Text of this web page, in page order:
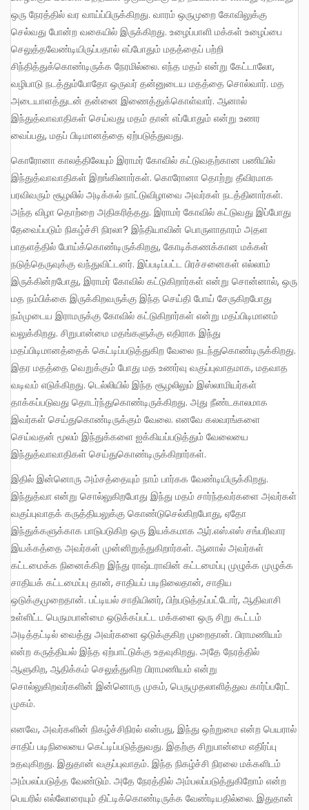
ஒரு நேரத்தில் வர வாய்ப்பிருக்கிறது. வாரம் ஒருமுறை கோவிலுக்கு
செல்வது போன்ற வகையில் இருக்கிறது. உழைப்பாளி மக்கள் உழைப்பை
செலுத்தவேண்டியிருப்பதால் எப்போதும் மதத்தைப் பற்றி
சிந்தித்துக்கொண்டிருக்க நேரமில்லை. எந்த மதம் என்று கேட்டாலோ,
வழிபாடு நடத்தும்போதோ ஒருவர் தன்னுடைய மதத்தை சொல்வார். மத
அடையாளத்துடன் தன்னை இணைத்துக்கொள்வார். ஆனால்
இந்துத்வாவாதிகள் செய்வது மதம் தான் எப்போதும் என்று உணர
வைப்பது, மதப் பிடிமானத்தை ஏற்படுத்துவது.
கொரோனா காலத்திலேயும் இராமர் கோவில் கட்டுவதற்கான பணியில்
இந்துத்வாவாதிகள் இறங்கினார்கள். கொரோனா தொற்று தீவிரமாக
பரவிவரும் சூழலில் அடிக்கல் நாட்டுவிழாவை அவர்கள் நடத்தினார்கள்.
அந்த விழா தொற்றை அதிகரித்தது. இராமர் கோவில் கட்டுவது இப்போது
தேவைப்படும் நிகழ்ச்சி நிரலா? இந்தியாவின் பொருளாதாரம் அதள
பாதளத்தில் போய்க்கொண்டிருக்கிறது, கோடிக்கணக்கான மக்கள்
நடுத்தெருவுக்கு வந்துவிட்டனர். இப்படிப்பட்ட பிரச்சனைகள் எல்லாம்
இருக்கின்றபோது, இராமர் கோவில் கட்டுகிறார்கள் என்று சொன்னால், ஒரு
மத நம்பிக்கை இருக்கிறவருக்கு இந்த செய்தி போய் சேருகிறபோது
நம்முடைய இராமருக்கு கோவில் கட்டுகிறார்கள் என்று மதப்பிடிமானம்
வலுக்கிறது. சிறுபான்மை மதங்களுக்கு எதிராக இந்து
மதப்பிடிமானத்தைக் கெட்டிப்படுத்துகிற வேலை நடந்துகொண்டிருக்கிறது.
இதர மதத்தை வெறுக்கும் போது மத உணர்வு வகுப்புவாதமாக, மதவாத
வடிவம் எடுக்கிறது. டெல்லியில் இந்த சூழலிலும் இஸ்லாமியர்கள்
தாக்கப்படுவது தொடர்ந்துகொண்டிருக்கிறது. அது நீண்டகாலமாக
இவர்கள் செய்துகொண்டிருக்கும் வேலை. எனவே கலவரங்களை
செய்வதன் மூலம் இந்துக்களை ஐக்கியப்படுத்தும் வேலையை
இந்துத்வாவாதிகள் செய்துகொண்டிருக்கிறார்கள்.
இதில் இன்னொரு அம்சத்தையும் நாம் பார்கக வேண்டியிருக்கிறது.
இந்துத்வா என்று சொல்லுகிறபோது இந்து மதம் சார்ந்தவர்களை அவர்கள்
வகுப்புவாதக் கருத்தியலுக்கு கொண்டுசெல்கிறபோது, ஏதோ
இந்துக்களுக்காக பாடுபடுகிற ஒரு இயக்கமாக ஆர்.எஸ்.எஸ் சங்பரிவார
இயக்கத்தை அவர்கள் முன்னிறுத்துகிறார்கள். ஆனால் அவர்கள்
கட்டமைக்க நினைக்கிற இந்து ராஷ்டராவின் கட்டமைப்பு முழுக்க முழுக்க
சாதியக் கட்டமைப்பு தான், சாதியப் படிநிலைதான், சாதிய
ஒடுக்குமுறைதான். பட்டியல் சாதியினர், பிற்படுத்தப்பட்டோர், ஆதிவாசி
உள்ளிட்ட பெருமபான்மை ஒடுக்கப்பட்ட மக்களை ஒரு சிறு கூட்டம்
அடித்தட்டில் வைத்து அவர்களை ஒடுக்குகிற முறைதான். பிராமணியம்
என்ற கருத்தியல் இந்த ஏற்பாட்டுக்கு உதவுகிறது. அதே நேரத்தில்
ஆளுகிற, ஆதிக்கம் செலுத்துகிற பிராமணியம் என்று
சொல்லுகிறவர்களின் இன்னொரு முகம், பெருமுதலாளித்துவ கார்ப்பரேட்
முகம்.
எனவே, அவர்களின் நிகழ்ச்சிநிரல் என்பது, இந்து ஒற்றுமை என்ற பெயரால்
சாதிப் படிநிலையை கெட்டிப்படுத்துவது. இதற்கு சிறுபான்மை எதிர்ப்பு
உதவுகிறது. இதுதான் வகுப்புவாதம். இந்த நிகழ்ச்சி நிரலை மக்களிடம்
அம்பலப்படுத்த வேண்டும். அதே நேரத்தில் அம்பலப்படுத்துகிறோம் என்ற
பெயரில் எல்லோரையும் திட்டிக்கொண்டிருக்க வேண்டியதில்லை. இதுதான்